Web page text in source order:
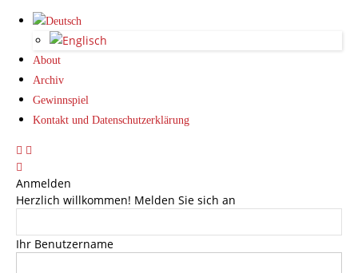
About
Archiv
Gewinnspiel
Kontakt und Datenschutzerklärung
Anmelden
Herzlich willkommen! Melden Sie sich an
Ihr Benutzername